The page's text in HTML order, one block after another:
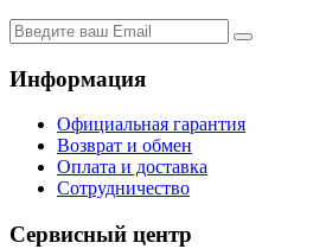
Информация
Официальная гарантия
Возврат и обмен
Оплата и доставка
Сотрудничество
Сервисный центр